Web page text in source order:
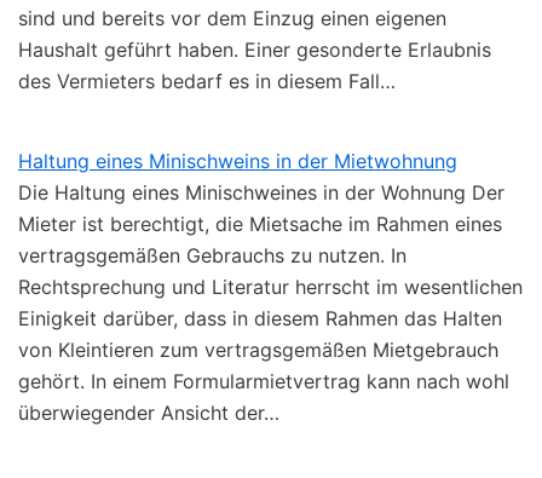
sind und bereits vor dem Einzug einen eigenen
Haushalt geführt haben. Einer gesonderte Erlaubnis
des Vermieters bedarf es in diesem Fall…
Haltung eines Minischweins in der Mietwohnung
Die Haltung eines Minischweines in der Wohnung Der
Mieter ist berechtigt, die Mietsache im Rahmen eines
vertragsgemäßen Gebrauchs zu nutzen. In
Rechtsprechung und Literatur herrscht im wesentlichen
Einigkeit darüber, dass in diesem Rahmen das Halten
von Kleintieren zum vertragsgemäßen Mietgebrauch
gehört. In einem Formularmietvertrag kann nach wohl
überwiegender Ansicht der…